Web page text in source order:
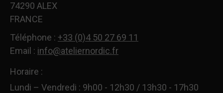
74290 ALEX
FRANCE
Téléphone : +33 (0)4 50 27 69 11
Email : info@ateliernordic.fr
Horaire :
Lundi – Vendredi : 9h00 - 12h30 / 13h30 - 17h30